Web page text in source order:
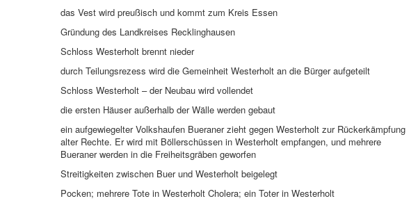
das Vest wird preußisch und kommt zum Kreis Essen
Gründung des Landkreises Recklinghausen
Schloss Westerholt brennt nieder
durch Teilungsrezess wird die Gemeinheit Westerholt an die Bürger aufgeteilt
Schloss Westerholt – der Neubau wird vollendet
die ersten Häuser außerhalb der Wälle werden gebaut
ein aufgewiegelter Volkshaufen Bueraner zieht gegen Westerholt zur Rückerkämpfung
alter Rechte. Er wird mit Böllerschüssen in Westerholt empfangen, und mehrere
Bueraner werden in die Freiheitsgräben geworfen
Streitigkeiten zwischen Buer und Westerholt beigelegt
Pocken; mehrere Tote in Westerholt Cholera; ein Toter in Westerholt